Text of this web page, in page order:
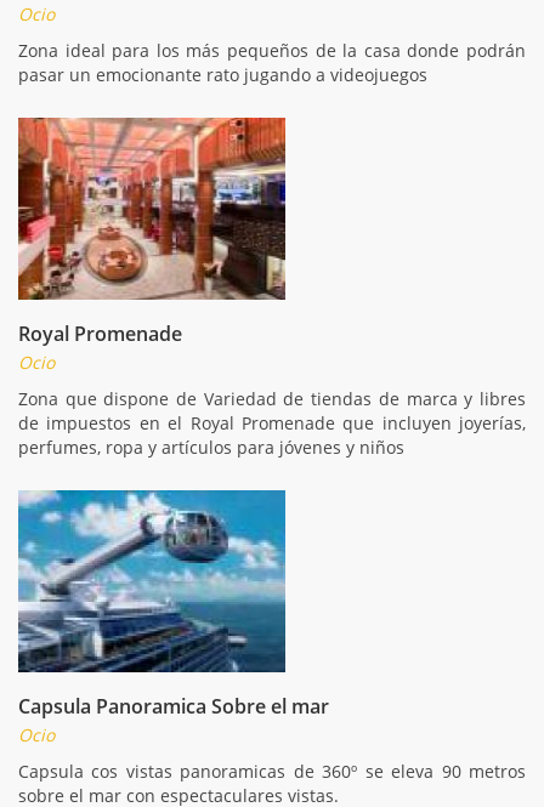
Ocio
Zona ideal para los más pequeños de la casa donde podrán
pasar un emocionante rato jugando a videojuegos
Royal Promenade
Ocio
Zona que dispone de Variedad de tiendas de marca y libres
de impuestos en el Royal Promenade que incluyen joyerías,
perfumes, ropa y artículos para jóvenes y niños
Capsula Panoramica Sobre el mar
Ocio
Capsula cos vistas panoramicas de 360º se eleva 90 metros
sobre el mar con espectaculares vistas.